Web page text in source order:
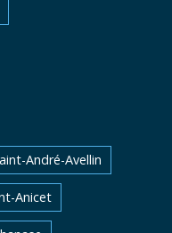
André-Avellin
Anicet